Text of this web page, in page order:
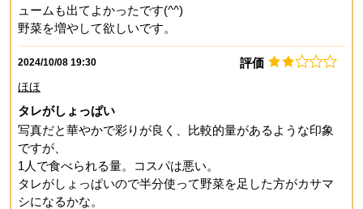
ュームも出てよかったです(^^)
野菜を増やして欲しいです。
2024/10/08 19:30 評価
ほほ
タレがしょっぱい
写真だと華やかで彩りが良く、比較的量があるような印象
ですが、
1人で食べられる量。コスパは悪い。
タレがしょっぱいので半分使って野菜を足した方がカサマ
シになるかな。